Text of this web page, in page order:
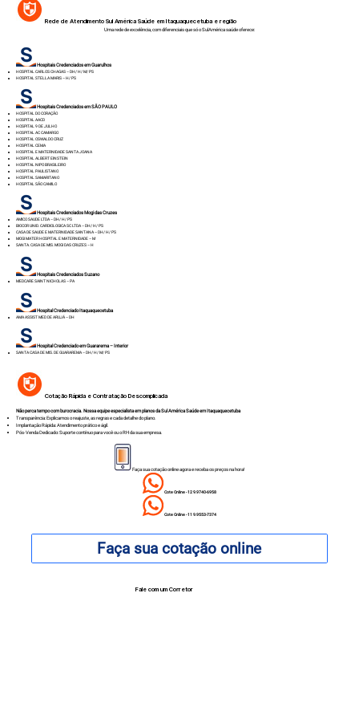
Rede de Atendimento Sul América Saúde em Itaquaquecetuba e região
Uma rede de excelência, com diferenciais que só o SulAmérica saúde oferece:
Hospitais Credenciados em Guarulhos
HOSPITAL CARLOS CHAGAS – DH/ H/ M/ PS
HOSPITAL STELLA MARIS – H/ PS
Hospitais Credenciados em SÃO PAULO
HOSPITAL DO CORAÇÃO
HOSPITAL AACD
HOSPITAL 9 DE JULHO
HOSPITAL AC CAMARGO
HOSPITAL OSWALDO CRUZ
HOSPITAL CEMA
HOSPITAL E MATERNIDADE SANTA JOANA
HOSPITAL ALBERT EINSTEIN
HOSPITAL NIPO BRASILEIRO
HOSPITAL PAULISTANO
HOSPITAL SAMARITANO
HOSPITAL SÃO CAMILO
Hospitais Credenciados Mogi das Cruzes
AMICO SAUDE LTDA – DH/ H/ PS
BIOCOR UNID. CARDIOLOGICA SC LTDA – DH/ H/ PS
CASA DE SAUDE E MATERNIDADE SANTANA – DH/ H/ PS
MOGI MATER HOSPITAL E MATERNIDADE – M
SANTA. CASA DE MIS. MOGI DAS CRUZES – H
Hospitais Credenciados Suzano
MEDCARE SAINT NICHOLAS – PA
Hospital Credenciado Itaquaquecetuba
AMA ASSIST MED DE ARUJÁ – DH
Hospital Credenciado em Guararema – Interior
SANTA CASA DE MIS. DE GUARAREMA – DH/ H/ M/ PS
Cotação Rápida e Contratação Descomplicada
Não perca tempo com burocracia. Nossa equipe especialista em planos da Sul América Saúde em Itaquaquecetuba
Transparência: Explicamos o reajuste, as regras e cada detalhe do plano.
Implantação Rápida: Atendimento prático e ágil.
Pós-Venda Dedicado: Suporte contínuo para você ou o RH da sua empresa.
Faça sua cotação online agora e receba os preços na hora!
Cote Online - 12 9.9740-6958
Cote Online - 11 9.9553-7374
Fale com um Corretor
Faça sua cotação online